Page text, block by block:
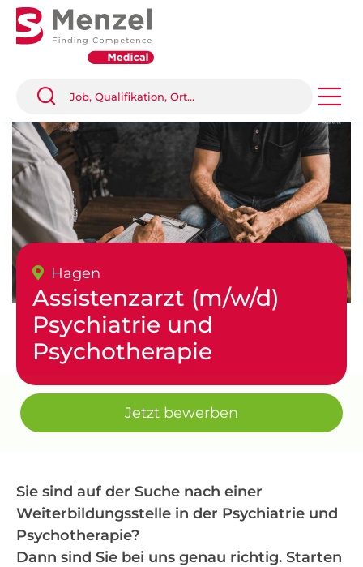
Hagen
Assistenzarzt (m/w/d)
Psychiatrie und
Psychotherapie
Jetzt bewerben
Sie sind auf der Suche nach einer
Weiterbildungsstelle in der Psychiatrie und
Psychotherapie?
Dann sind Sie bei uns genau richtig. Starten